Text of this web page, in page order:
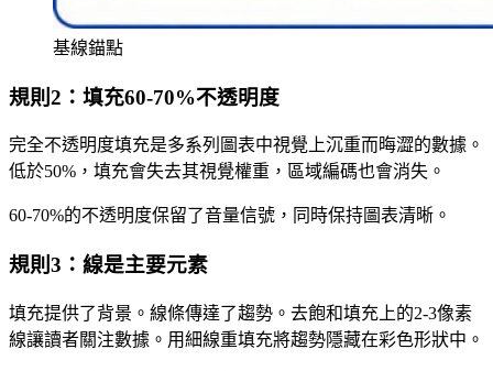
基線錨點
規則2：填充60-70%不透明度
完全不透明度填充是多系列圖表中視覺上沉重而晦澀的數據。
低於50%，填充會失去其視覺權重，區域編碼也會消失。
60-70%的不透明度保留了音量信號，同時保持圖表清晰。
規則3：線是主要元素
填充提供了背景。線條傳達了趨勢。去飽和填充上的2-3像素
線讓讀者關注數據。用細線重填充將趨勢隱藏在彩色形狀中。